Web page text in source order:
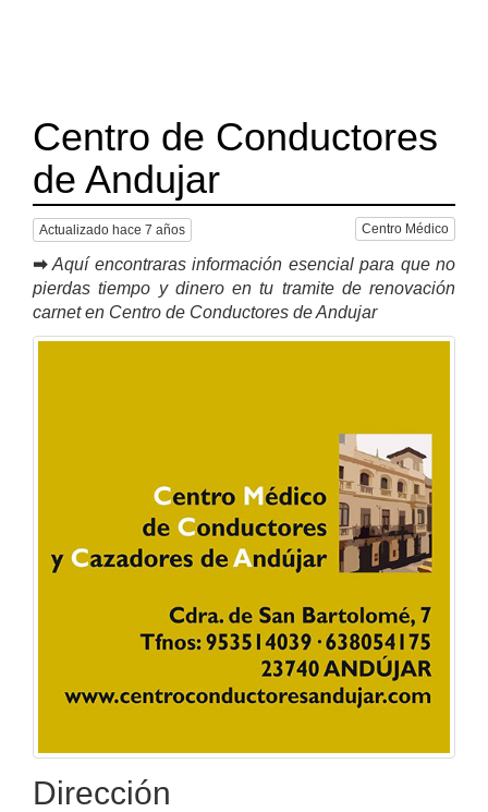
Centro de Conductores
de Andujar
Actualizado hace 7 años Centro Médico
➡ Aquí encontraras información esencial para que no
pierdas tiempo y dinero en tu tramite de renovación
carnet en Centro de Conductores de Andujar
Dirección